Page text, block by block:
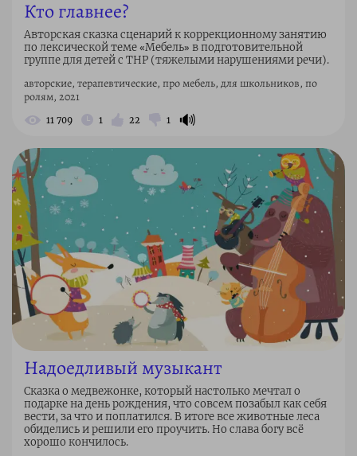
Кто главнее?
Авторская сказка сценарий к коррекционному занятию
по лексической теме «Мебель» в подготовительной
группе для детей с ТНР (тяжелыми нарушениями речи).
авторские, терапевтические, про мебель, для школьников, по
ролям, 2021
11 709 1 22 1 🔊
Надоедливый музыкант
Сказка о медвежонке, который настолько мечтал о
подарке на день рождения, что совсем позабыл как себя
вести, за что и поплатился. В итоге все животные леса
обиделись и решили его проучить. Но слава богу всё
хорошо кончилось.